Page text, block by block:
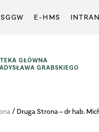
E-HMS
GŁÓWNA
GRABSKIEGO
/ Druga Strona – dr hab.